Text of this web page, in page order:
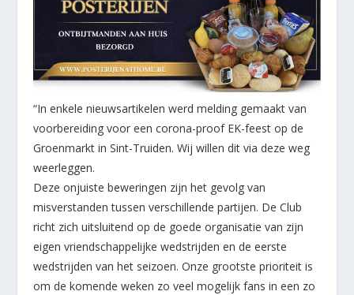
“In enkele nieuwsartikelen werd melding gemaakt van
voorbereiding voor een corona-proof EK-feest op de
Groenmarkt in Sint-Truiden. Wij willen dit via deze weg
weerleggen.
Deze onjuiste beweringen zijn het gevolg van
misverstanden tussen verschillende partijen. De Club
richt zich uitsluitend op de goede organisatie van zijn
eigen vriendschappelijke wedstrijden en de eerste
wedstrijden van het seizoen. Onze grootste prioriteit is
om de komende weken zo veel mogelijk fans in een zo